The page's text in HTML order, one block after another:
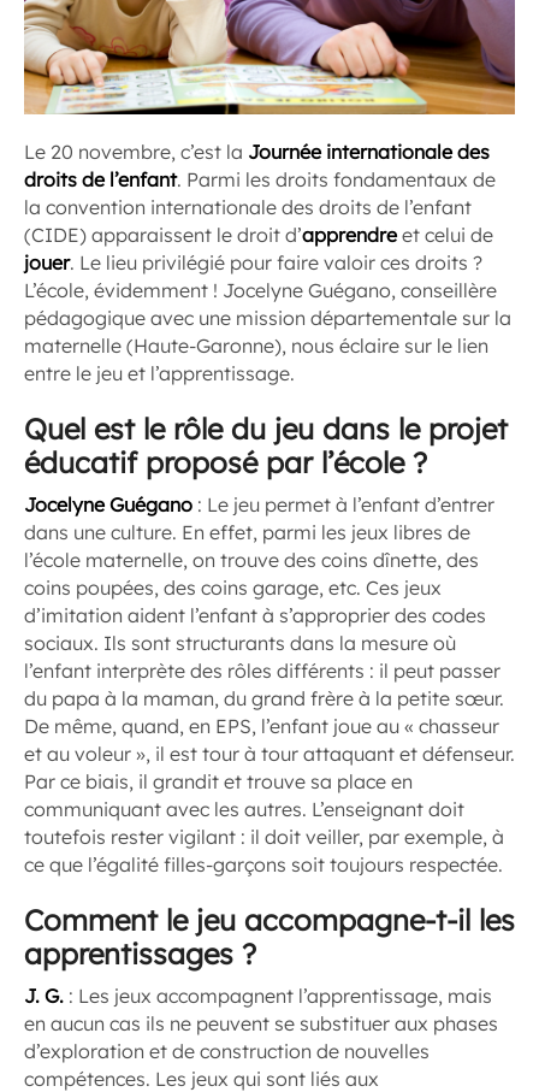
Le 20 novembre, c’est la Journée internationale des
droits de l’enfant. Parmi les droits fondamentaux de
la convention internationale des droits de l’enfant
(CIDE) apparaissent le droit d’apprendreet celui de
jouer. Le lieu privilégié pour faire valoir ces droits ?
L’école, évidemment ! Jocelyne Guégano, conseillère
pédagogique avec une mission départementale sur la
maternelle (Haute-Garonne), nous éclaire sur le lien
entre le jeu et l’apprentissage.
Quel est le rôle du jeu dans le projet
éducatif proposé par l’école ?
Jocelyne Guégano : Le jeu permet à l’enfant d’entrer
dans une culture. En effet, parmi les jeux libres de
l’école maternelle, on trouve des coins dînette, des
coins poupées, des coins garage, etc. Ces jeux
d’imitation aident l’enfant à s’approprier des codes
sociaux. Ils sont structurants dans la mesure où
l’enfant interprète des rôles différents : il peut passer
du papa à la maman, du grand frère à la petite sœur.
De même, quand, en EPS, l’enfant joue au « chasseur
et au voleur », il est tour à tour attaquant et défenseur.
Par ce biais, il grandit et trouve sa place en
communiquant avec les autres. L’enseignant doit
toutefois rester vigilant : il doit veiller, par exemple, à
ce que l’égalité filles-garçons soit toujours respectée.
Comment le jeu accompagne-t-il les
apprentissages ?
J. G. : Les jeux accompagnent l’apprentissage, mais
en aucun cas ils ne peuvent se substituer aux phases
d’exploration et de construction de nouvelles
compétences. Les jeux qui sont liés aux